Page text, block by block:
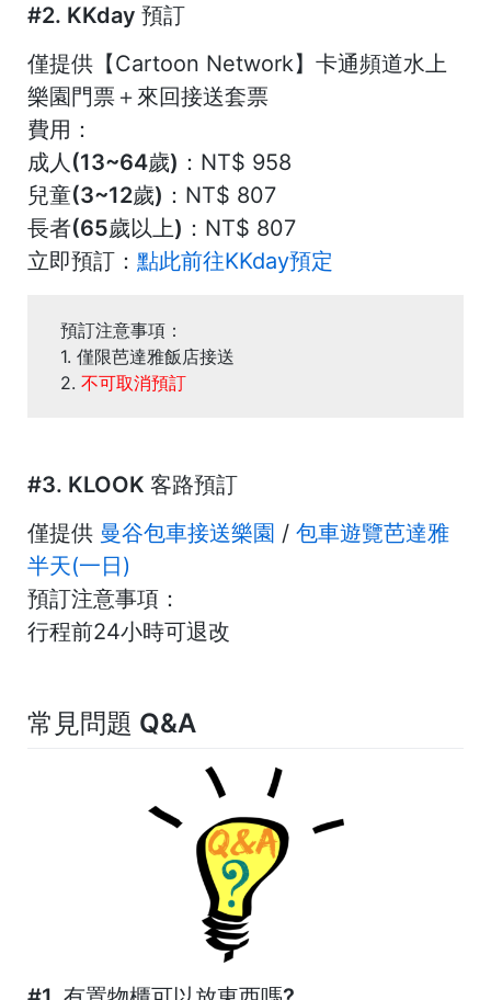
#2. KKday 預訂
僅提供【Cartoon Network】卡通頻道水上
樂園門票＋來回接送套票
費用：
成人(13~64歲)： NT$ 958
兒童(3~12歲)： NT$ 807
長者(65歲以上) ：NT$ 807
立即預訂： 點此前往KKday預定
預訂注意事項：
1. 僅限芭達雅飯店接送
2. 不可取消預訂
#3. KLOOK 客路預訂
僅提供 曼谷包車接送樂園 / 包車遊覽芭達雅
半天(一日)
預訂注意事項：
行程前24小時可退改
常見問題 Q&A